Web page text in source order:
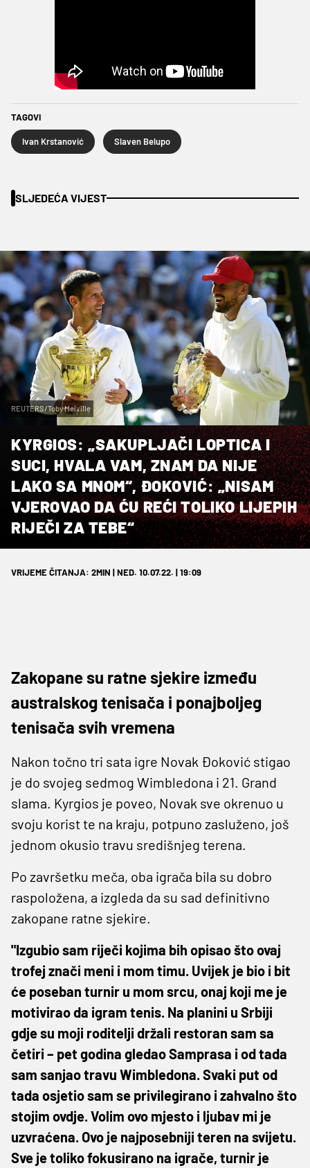
TAGOVI
Ivan Krstanović Slaven Belupo
SLJEDEĆA VIJEST
REUTERS/Toby Melville
KYRGIOS: „SAKUPLJAČI LOPTICA I
SUCI, HVALA VAM, ZNAM DA NIJE
LAKO SA MNOM“, ĐOKOVIĆ: „NISAM
VJEROVAO DA ĆU REĆI TOLIKO LIJEPIH
RIJEČI ZA TEBE“
VRIJEME ČITANJA: 2MIN | NED. 10.07.22. | 19:09
Zakopane su ratne sjekire između
australskog tenisača i ponajboljeg
tenisača svih vremena
Nakon točno tri sata igre Novak Đoković stigao
je do svojeg sedmog Wimbledona i 21. Grand
slama. Kyrgios je poveo, Novak sve okrenuo u
svoju korist te na kraju, potpuno zasluženo, još
jednom okusio travu središnjeg terena.
Po završetku meča, oba igrača bila su dobro
raspoložena, a izgleda da su sad definitivno
zakopane ratne sjekire.
"Izgubio sam riječi kojima bih opisao što ovaj
trofej znači meni i mom timu. Uvijek je bio i bit
će poseban turnir u mom srcu, onaj koji me je
motivirao da igram tenis. Na planini u Srbiji
gdje su moji roditelji držali restoran sam sa
četiri – pet godina gledao Samprasa i od tada
sam sanjao travu Wimbledona. Svaki put od
tada osjetio sam se privilegirano i zahvalno što
stojim ovdje. Volim ovo mjesto i ljubav mi je
uzvraćena. Ovo je najposebniji teren na svijetu.
Sve je toliko fokusirano na igrače, turnir je